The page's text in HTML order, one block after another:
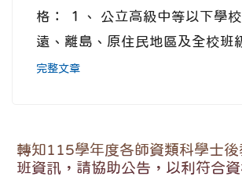
格： １、 公立高級中等以下學
遠、離島、原住民地區及全校班
完整文章
轉知115學年度各師資類科學士後
班資訊，請協助公告，以利符合